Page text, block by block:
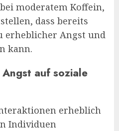
moderatem Koffein,
dass bereits
erheblicher Angst und
kann.
auf soziale
erheblich
Individuen